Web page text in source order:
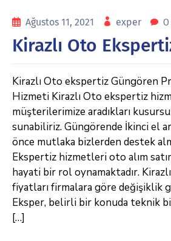
Ağustos 11, 2021 exper 0
Kirazlı Oto
Kirazlı Oto ekspertiz Güngören
Hizmeti Kirazlı Oto ekspertiz
müşterilerimize aradıkları
sunabiliriz. Güngörende İkinci el
önce mutlaka bizlerden destek
Ekspertiz hizmetleri oto alım
hayati bir rol oynamaktadır.
fiyatları firmalara göre değişiklik
Eksper, belirli bir konuda teknik
[…]